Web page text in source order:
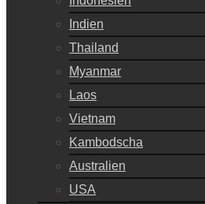
Indien
Thailand
Myanmar
Laos
Vietnam
Kambodscha
Australien
USA